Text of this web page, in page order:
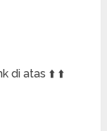
di atas ⬆️ ⬆️